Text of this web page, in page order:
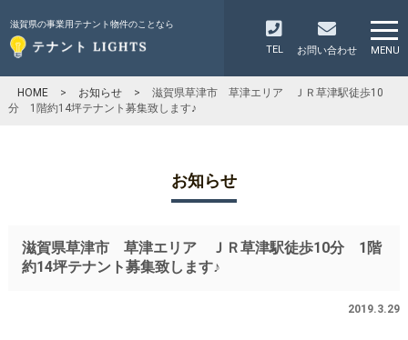
滋賀県の事業用テナント物件のことなら
TEL お問い合わせ MENU
HOME > お知らせ >
滋賀県草津市 草津エリア ＪＲ草津駅徒歩10
分 1階約14坪テナント募集致します♪
お知らせ
滋賀県草津市 草津エリア ＪＲ草津駅徒歩10分 1階
約14坪テナント募集致します♪
2019.3.29